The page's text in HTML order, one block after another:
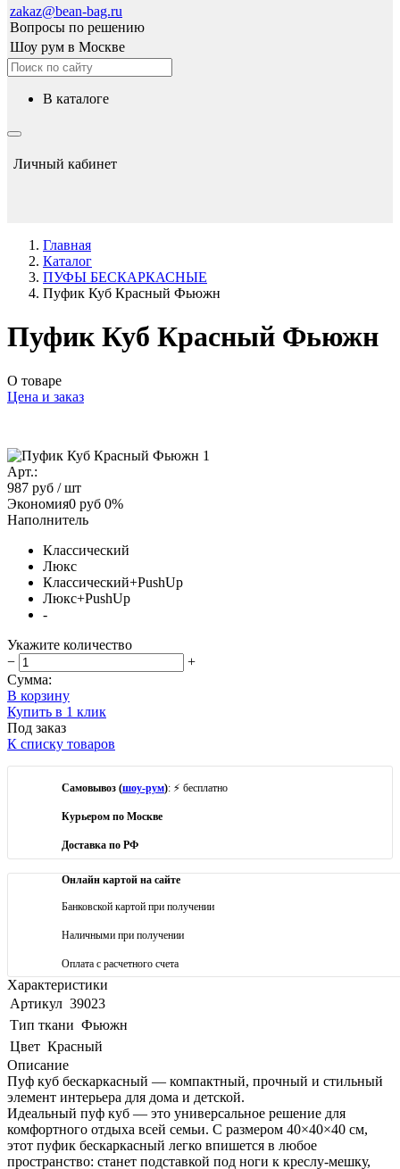
zakaz@bean-bag.ru
Вопросы по решению
Шоу рум в Москве
в каталоге
Личный кабинет
Главная
Каталог
ПУФЫ БЕСКАРКАСНЫЕ
Пуфик Куб Красный Фьюжн
Пуфик Куб Красный Фьюжн
О товаре
Цена и заказ
Арт.:
987 руб / шт
Экономия0 руб 0%
Наполнитель
Классический
Люкс
Классический+PushUp
Люкс+PushUp
-
Укажите количество
−
+
Сумма:
В корзину
Купить в 1 клик
Под заказ
К списку товаров
Самовывоз (шоу-рум): ⚡ бесплатно
Курьером по Москве
Доставка по РФ
Онлайн картой на сайте
Банковской картой при получении
Наличными при получении
Оплата с расчетного счета
Характеристики
Артикул 39023
Тип ткани Фьюжн
Цвет Красный
Описание
Пуф куб бескаркасный — компактный, прочный и стильный
элемент интерьера для дома и детской.
Идеальный пуф куб — это универсальное решение для
комфортного отдыха всей семьи. С размером 40×40×40 см,
этот пуфик бескаркасный легко впишется в любое
пространство: станет подставкой под ноги к креслу-мешку,